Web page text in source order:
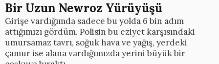
Bir Uzun Newroz Yürüyüşü
Girişe vardığımda sadece bu yolda 6 bin adım
attığımızı gördüm. Polisin bu eziyet karşısındaki
umursamaz tavrı, soğuk hava ve yağış, yerdeki
çamur ise alana vardığımızda yerini büyük bir